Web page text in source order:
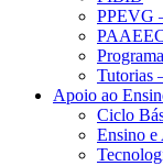
PPEVG
Tutorias
Apoio ao
Ciclo
Ensino e